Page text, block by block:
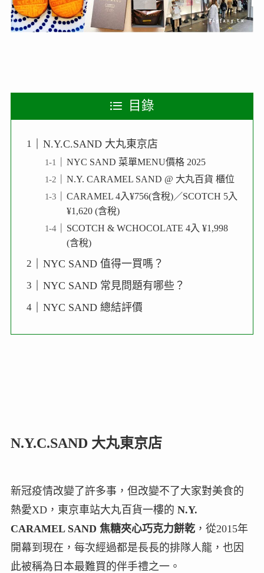
目錄
N.Y.C.SAND 大丸東京店
NYC SAND 菜單MENU價格 2025
N.Y. CARAMEL SAND @ 大丸百貨 櫃位
CARAMEL 4入¥756(含稅)／SCOTCH 5入
¥1,620 (含稅)
SCOTCH & WCHOCOLATE 4入 ¥1,998
(含稅)
NYC SAND 值得一買嗎？
NYC SAND 常見問題有哪些？
NYC SAND 總結評價
N.Y.C.SAND 大丸東京店
新冠疫情改變了許多事，但改變不了大家對美食的
熱愛XD，東京車站大丸百貨一樓的 N.Y.
CARAMEL SAND 焦糖夾心巧克力餅乾，從2015年
開幕到現在，每次經過都是長長的排隊人龍，也因
此被稱為日本最難買的伴手禮之一。